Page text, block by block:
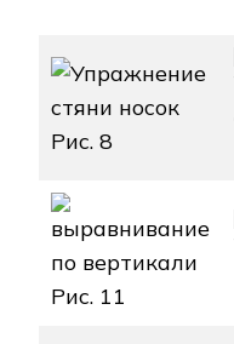
Рис. 8
Рис. 11